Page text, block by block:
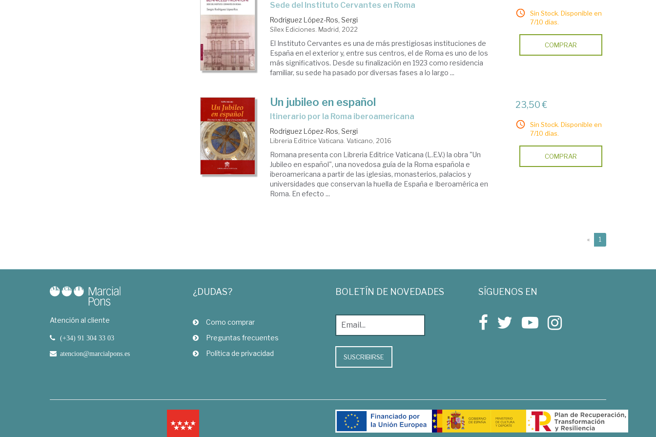
Sede del Instituto Cervantes en Roma
Rodriguez López-Ros, Sergi
Sílex Ediciones. Madrid, 2022
El Instituto Cervantes es una de más prestigiosas instituciones de
España en el exterior y, entre sus centros, el de Roma es uno de los
más significativos. Desde su finalización en 1923 como residencia
familiar, su sede ha pasado por diversas fases a lo largo ...
Sin Stock. Disponible en
7/10 días.
COMPRAR
Un jubileo en español
itinerario por la Roma iberoamericana
Rodriguez López-Ros, Sergi
Libreria Editrice Vaticana. Vaticano, 2016
Romana presenta con Libreria Editrice Vaticana (L.E.V.) la obra "Un
Jubileo en español", una novedosa guía de la Roma española e
iberoamericana a partir de las iglesias, monasterios, palacios y
universidades que conservan la huella de España e Iberoamérica en
Roma. En efecto ...
23,50 €
Sin Stock. Disponible en
7/10 días.
COMPRAR
« 1
Atención al cliente
(+34) 91 304 33 03
atencion@marcialpons.es
¿DUDAS?
Como comprar
Preguntas frecuentes
Política de privacidad
BOLETÍN DE NOVEDADES
SUSCRIBIRSE
SÍGUENOS EN